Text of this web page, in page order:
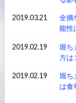
2019.03.21
全摘
能性
2019.02.19
堀ち
方は
2019.02.19
堀ち
は食